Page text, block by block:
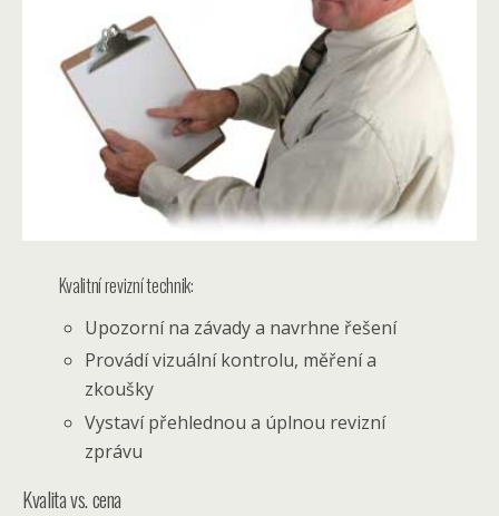
Kvalitní revizní technik:
Upozorní na závady a navrhne řešení
Provádí vizuální kontrolu, měření a
zkoušky
Vystaví přehlednou a úplnou revizní
zprávu
Kvalita vs. cena